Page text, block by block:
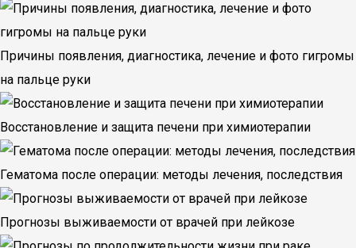
Причины появления, диагностика, лечение и фото гигромы
на пальце руки
Восстановление и защита печени при химиотерапии
Гематома после операции: методы лечения, последствия
Прогнозы выживаемости от врачей при лейкозе